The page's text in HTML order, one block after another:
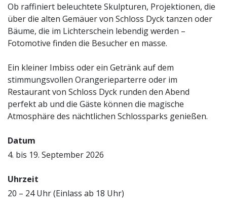
Ob raffiniert beleuchtete Skulpturen, Projektionen, die
über die alten Gemäuer von Schloss Dyck tanzen oder
Bäume, die im Lichterschein lebendig werden –
Fotomotive finden die Besucher en masse.
Ein kleiner Imbiss oder ein Getränk auf dem
stimmungsvollen Orangerieparterre oder im
Restaurant von Schloss Dyck runden den Abend
perfekt ab und die Gäste können die magische
Atmosphäre des nächtlichen Schlossparks genießen.
Datum
4. bis 19. September 2026
Uhrzeit
20 – 24 Uhr (Einlass ab 18 Uhr)